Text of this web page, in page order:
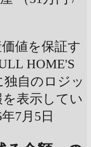
値を保証す
HOME'S
自のロジッ
表示してい
7月5日